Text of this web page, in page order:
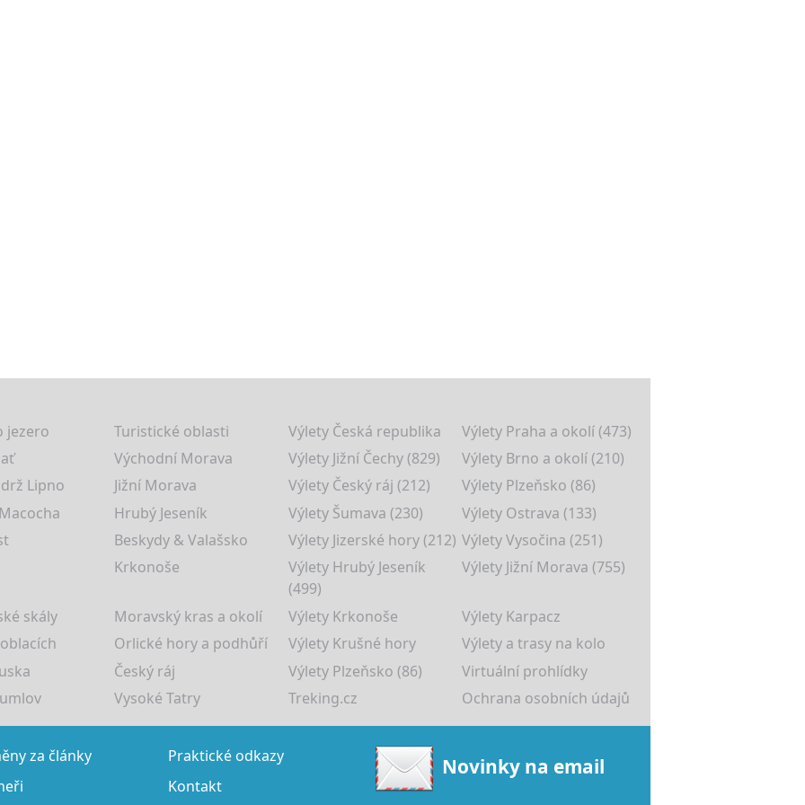
jezero Turistické oblasti Výlety Česká republika
Výlety Praha a okolí (473)
Východní Morava Výlety Jižní Čechy (829)
Výlety Brno a okolí (210)
Lipno Jižní Morava Výlety Český ráj (212)
Výlety Plzeňsko (86)
Hrubý Jeseník Výlety Šumava (230)
Výlety Ostrava (133)
Beskydy & Valašsko Výlety Jizerské hory (212) Výlety Vysočina (251)
Krkonoše
Výlety Hrubý Jeseník
(499)
Výlety Jižní Morava (755)
skály Moravský kras a okolí Výlety Krkonoše
Výlety Karpacz
Orlické hory a podhůří Výlety Krušné hory
Výlety a trasy na kolo
Český ráj Výlety Plzeňsko (86)
Virtuální prohlídky
Vysoké Tatry Treking.cz Ochrana osobních údajů
za články
Praktické odkazy
Kontakt
Novinky na email